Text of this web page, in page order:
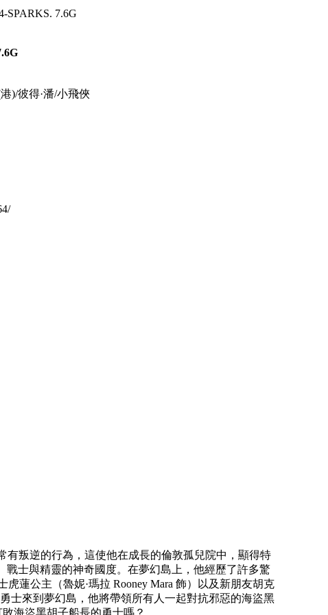
SPARKS. 7.6G
彼得·潘/小飛俠
叛逆的行為，這使他在成長的倫敦孤兒院中，顯得特
士與精靈的神奇國度。在夢幻島上，他經歷了許多驚
蓮公主（魯妮·瑪拉 Rooney Mara 飾）以及新朋友胡克
士來到夢幻島，他將帶領所有人一起對抗邪惡的海盜黑
海盜黑胡子船長的勇士嗎？